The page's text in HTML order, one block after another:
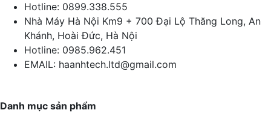
Hotline: 0899.338.555
Nhà Máy Hà Nội Km9 + 700 Đại Lộ Thăng Long, An
Khánh, Hoài Đức, Hà Nội
Hotline: 0985.962.451
EMAIL: haanhtech.ltd@gmail.com
Danh mục sản phẩm